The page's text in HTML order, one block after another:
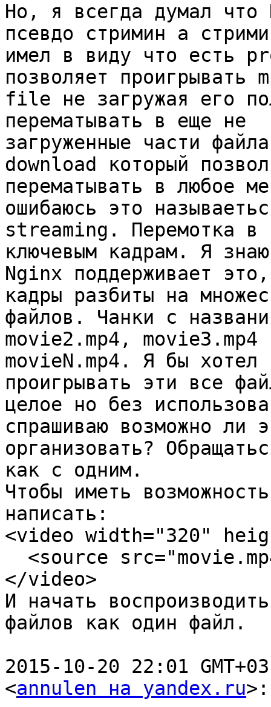
Но, я всегда думал что
псевдо стримин а
имел в виду что есть
позволяет проигрывать
file не загружая его
перематывать в еще не
загруженные части
download который
перематывать в любое
ошибаюсь это
streaming. Перемотка в
ключевым кадрам. Я
Nginx поддерживает
кадры разбиты на
файлов. Чанки с
movie2.mp4,
movieN.mp4. Я бы хотел
проигрывать эти все
целое но без
спрашиваю возможно ли
организовать?
как с одним.
Чтобы иметь
написать:
<video width="320"
</video>
И начать
файлов как один файл.
2015-10-20 22:01
<annulen на yandex.ru>: